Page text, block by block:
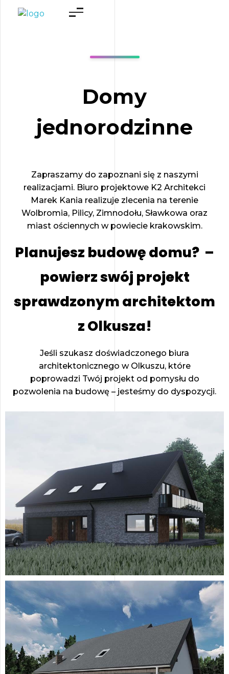
Domy
jednorodzinne
Zapraszamy do zapoznani się z naszymi
realizacjami. Biuro projektowe K2 Architekci
Marek Kania realizuje zlecenia na terenie
Wolbromia, Pilicy, Zimnodołu, Sławkowa oraz
miast ościennych w powiecie krakowskim.
Planujesz budowę domu? –
powierz swój projekt
sprawdzonym architektom
z Olkusza!
Jeśli szukasz doświadczonego biura
architektonicznego w Olkuszu, które
poprowadzi Twój projekt od pomysłu do
pozwolenia na budowę – jesteśmy do dyspozycji.